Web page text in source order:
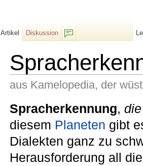
aus Kamelopedia, der
Spracherkennung, die
diesem Planeten gibt
Dialekten ganz zu
Herausforderung all
Artikel
Diskussion